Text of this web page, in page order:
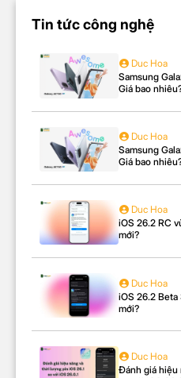
Tefal Speedy Cook
và áp suất lên đến 70kPa
gấp 3 lần so với nồi
50%. Công nghệ áp suất
đảm bảo món ăn chín
các món hầm xương,
kiệm thời gian cho người
Dung tích
chống dính
Tin tức công nghệ
Duc Hoa
Samsung
Giá bao
Duc Hoa
Samsung
Giá bao
Duc Hoa
iOS 26.2 RC
mới?
Duc Hoa
iOS 26.2 Beta
mới?
Duc Hoa
Đánh giá hiệu